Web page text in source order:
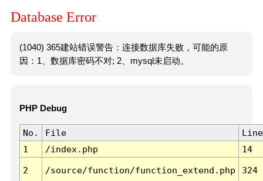
Database Error
(1040) 365建站错误警告：连接数据库失败，可能的原
因：1、数据库密码不对; 2、mysql未启动。
PHP Debug
No. File
Line
1
/index.php 14
2 /source/function/function_extend.php 324